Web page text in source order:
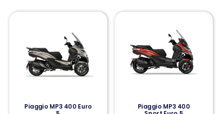
Piaggio MP3 400 Euro Piaggio MP3 400